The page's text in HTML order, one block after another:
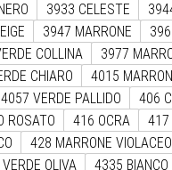
3933 CELESTE
3947 MARRONE
COLLINA
3977
CHIARO
4015
4057 VERDE PALLIDO
406
ROSATO 416 OCRA
417
428 MARRONE VIOLACEO
OLIVA
4335 BIANCO